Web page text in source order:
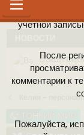
необходимо
учётной
После
комментарии к
Пожалуйста,
Иконки
Ваши
Новая
Келия -